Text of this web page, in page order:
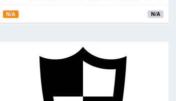
N/A N/A